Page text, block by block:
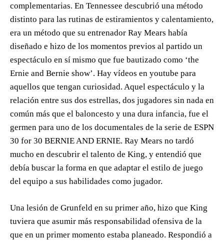
complementarias. En Tennessee descubrió una método
distinto para las rutinas de estiramientos y calentamiento,
era un método que su entrenador Ray Mears había
diseñado e hizo de los momentos previos al partido un
espectáculo en sí mismo que fue bautizado como ‘the
Ernie and Bernie show’. Hay vídeos en youtube para
aquellos que tengan curiosidad. Aquel espectáculo y la
relación entre sus dos estrellas, dos jugadores sin nada en
común más que el baloncesto y una dura infancia, fue el
germen para uno de los documentales de la serie de ESPN
30 for 30 BERNIE AND ERNIE. Ray Mears no tardó
mucho en descubrir el talento de King, y entendió que
debía buscar la forma en que adaptar el estilo de juego
del equipo a sus habilidades como jugador.
Una lesión de Grunfeld en su primer año, hizo que King
tuviera que asumir más responsabilidad ofensiva de la
que en un primer momento estaba planeado. Respondió a